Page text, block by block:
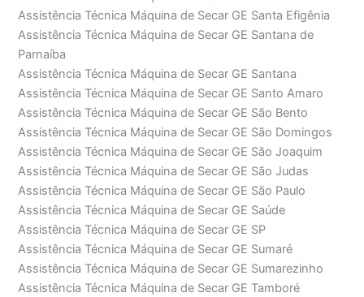
Assistência Técnica Máquina de Secar GE Santa Efigênia
Assistência Técnica Máquina de Secar GE Santana de
Parnaíba
Assistência Técnica Máquina de Secar GE Santana
Assistência Técnica Máquina de Secar GE Santo Amaro
Assistência Técnica Máquina de Secar GE São Bento
Assistência Técnica Máquina de Secar GE São Domingos
Assistência Técnica Máquina de Secar GE São Joaquim
Assistência Técnica Máquina de Secar GE São Judas
Assistência Técnica Máquina de Secar GE São Paulo
Assistência Técnica Máquina de Secar GE Saúde
Assistência Técnica Máquina de Secar GE SP
Assistência Técnica Máquina de Secar GE Sumaré
Assistência Técnica Máquina de Secar GE Sumarezinho
Assistência Técnica Máquina de Secar GE Tamboré